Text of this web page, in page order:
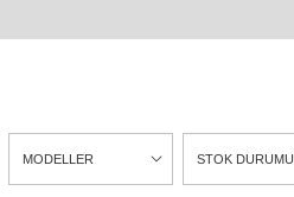
MODELLER STOK DURUMU